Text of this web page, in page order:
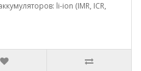
li-ion (IMR, ICR,